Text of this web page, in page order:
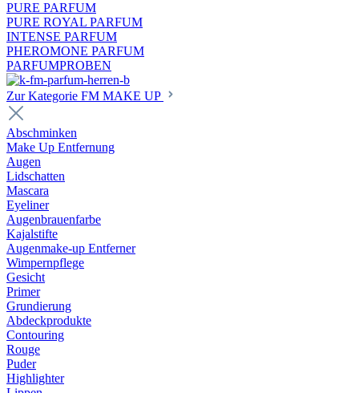
PURE PARFUM
PURE ROYAL PARFUM
INTENSE PARFUM
PHEROMONE PARFUM
PARFUMPROBEN
Zur Kategorie FM MAKE UP
Abschminken
Make Up Entfernung
Augen
Lidschatten
Mascara
Eyeliner
Augenbrauenfarbe
Kajalstifte
Augenmake-up Entferner
Wimpernpflege
Gesicht
Primer
Grundierung
Abdeckprodukte
Contouring
Rouge
Puder
Highlighter